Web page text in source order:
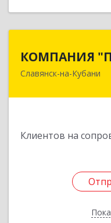
КОМПАНИЯ
Славянск-на-Кубани
Клиентов на
353560,